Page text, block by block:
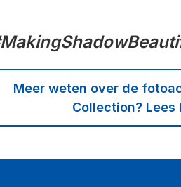
Meer weten over de
Collection? Lees